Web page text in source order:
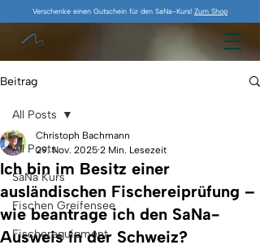
Verschenke einen Gutschein für den SaNa-Kurs! Zum Shop
Beitrag
All Posts
SaNa Kurs
Fischen Greifensee
Fischerequipment
All Posts
Ich bin im Besitz einer
ausländischen Fischereiprüfung –
wie beantrage ich den SaNa-
Ausweis in der Schweiz?
Christoph Bachmann
29. Nov. 2025 2 Min. Lesezeit